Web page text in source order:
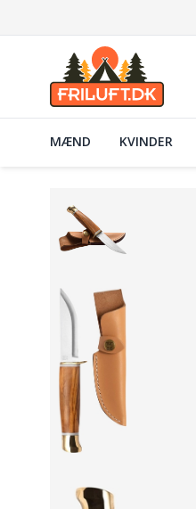
MÆND KVINDER